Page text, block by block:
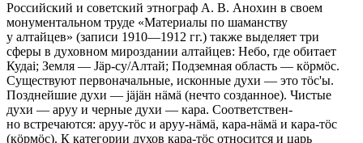
Российский и советский этнограф А. В. Анохин в своем
монумен­тальном труде «Материалы по шаманству
у алтайцев» (записи 1910—1912 гг.) также выделяет три
сферы в духовном мироздании алтайцев: Небо, где обитает
Кудаi; Земля — Jäр-су/Алтай; Подземная область — кöрмöс.
Суще­ствуют первоначальные, исконные духи — это тöс'ы.
Позднейшие духи — jäjäн нäмä (нечто созданное). Чистые
духи — аруу и черные духи — кара. Соответствен­
но встречаются: аруу-тöс и аруу-нäмä, кара-нäмä и кара-тöс
(кöрмöс). К категории духов кара-тöс относится и царь